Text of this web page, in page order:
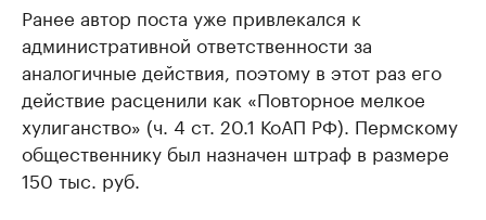
Ранее автор поста уже привлекался к
административной ответственности за
аналогичные действия, поэтому в этот раз его
действие расценили как «Повторное мелкое
хулиганство» (ч. 4 ст. 20.1 КоАП РФ). Пермскому
общественнику был назначен штраф в размере
150 тыс. руб.